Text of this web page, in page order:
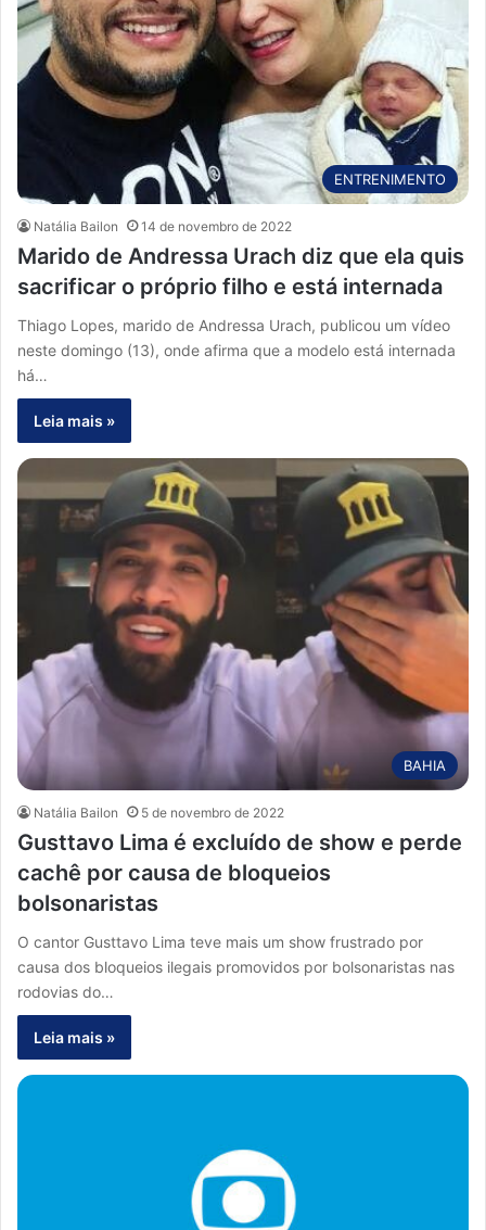
ENTRENIMENTO
Natália Bailon 14 de novembro de 2022
Marido de Andressa Urach diz que ela quis
sacrificar o próprio filho e está internada
Thiago Lopes, marido de Andressa Urach, publicou um vídeo
neste domingo (13), onde afirma que a modelo está internada
há…
Leia mais »
BAHIA
Natália Bailon 5 de novembro de 2022
Gusttavo Lima é excluído de show e perde
cachê por causa de bloqueios
bolsonaristas
O cantor Gusttavo Lima teve mais um show frustrado por
causa dos bloqueios ilegais promovidos por bolsonaristas nas
rodovias do…
Leia mais »